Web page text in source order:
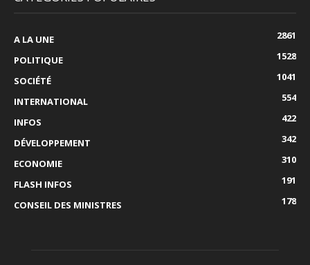
A LA UNE
2861
POLITIQUE
1528
SOCIÉTÉ
1041
INTERNATIONAL
554
INFOS
422
DÉVELOPPEMENT
342
ECONOMIE
310
FLASH INFOS
191
CONSEIL DES MINISTRES
178